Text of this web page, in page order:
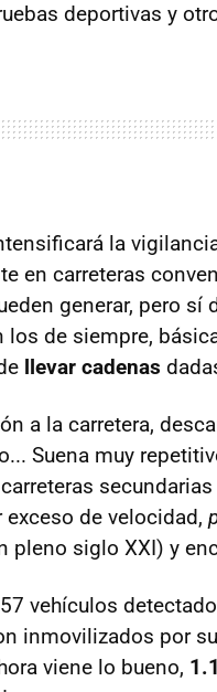
deportivas y
la
en carreteras
generar, pero
de siempre,
llevar cadenas
a la carretera,
Suena muy
de velocidad,
pleno siglo XXI) y
vehículos
inmovilizados por
viene lo bueno,